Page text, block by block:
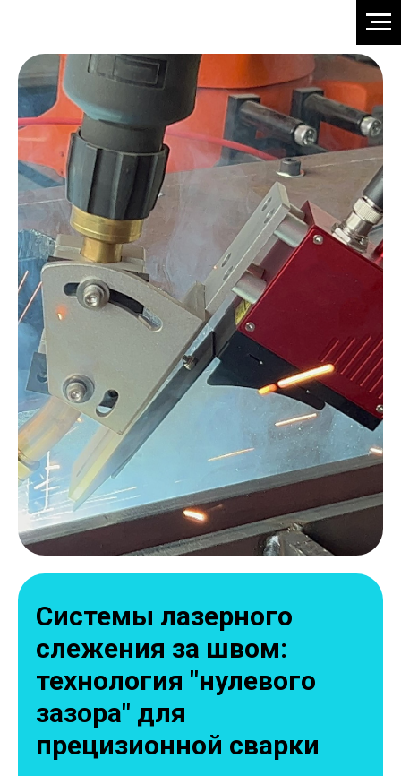
Системы лазерного
слежения за швом:
технология "нулевого
зазора" для
прецизионной сварки